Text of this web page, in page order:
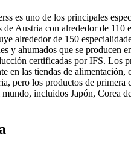
es uno de los principales
de Austria con alrededor de 110
alrededor de 150
y ahumados que se producen
certificadas por IFS. Los
en las tiendas de alimentación,
pero los productos de primera
mundo, incluidos Japón, Corea